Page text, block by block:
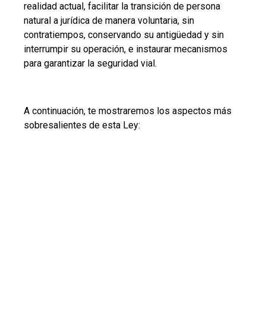
realidad actual, facilitar la transición de persona
natural a jurídica de manera voluntaria, sin
contratiempos, conservando su antigüedad y sin
interrumpir su operación, e instaurar mecanismos
para garantizar la seguridad vial.
A continuación, te mostraremos los aspectos más
sobresalientes de esta Ley: